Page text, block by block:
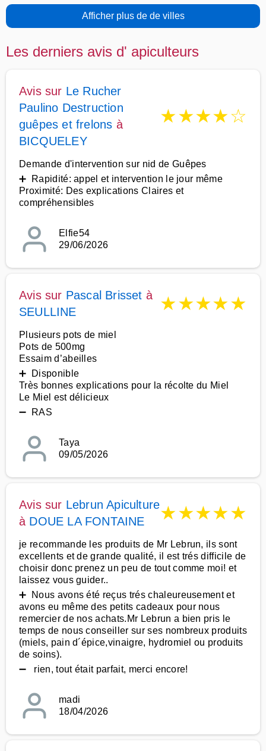
Afficher plus de de villes
Les derniers avis d' apiculteurs
Avis sur Le Rucher
Paulino Destruction
guêpes et frelons à
BICQUELEY
★★★★☆
Demande d'intervention sur nid de Guêpes
➕ Rapidité: appel et intervention le jour même
Proximité: Des explications Claires et
compréhensibles
Elfie54
29/06/2026
Avis sur Pascal Brisset à
SEULLINE
★★★★★
Plusieurs pots de miel
Pots de 500mg
Essaim d’abeilles
➕ Disponible
Très bonnes explications pour la récolte du Miel
Le Miel est délicieux
➖ RAS
Taya
09/05/2026
Avis sur Lebrun Apiculture
à DOUE LA FONTAINE ★★★★★
je recommande les produits de Mr Lebrun, ils sont
excellents et de grande qualité, il est trés difficile de
choisir donc prenez un peu de tout comme moi! et
laissez vous guider..
➕ Nous avons été reçus trés chaleureusement et
avons eu même des petits cadeaux pour nous
remercier de nos achats.Mr Lebrun a bien pris le
temps de nous conseiller sur ses nombreux produits
(miels, pain d´épice,vinaigre, hydromiel ou produits
de soins).
➖ rien, tout était parfait, merci encore!
madi
18/04/2026